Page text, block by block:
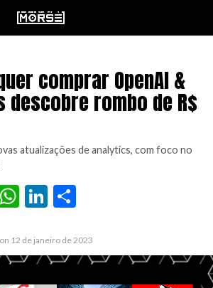
comprar OpenAI &
descobre rombo de R$
atualizações de analytics, com foco no
WhatsApp
LinkedIn
Share
on 12 de janeiro de 2023